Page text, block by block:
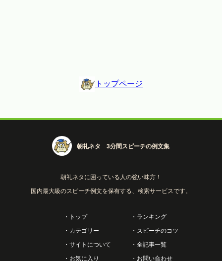
トップページ
朝礼ネタ 3分間スピーチの例文集
朝礼ネタに困っている人の強い味方！
国内最大級のスピーチ例文を保有する、検索サービスです。
・トップ
・カテゴリー
・サイトについて
・お気に入り
・ランキング
・スピーチのコツ
・全記事一覧
・お問い合わせ